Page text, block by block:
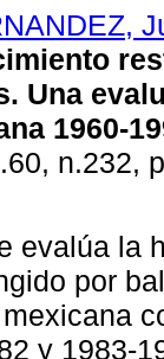
Una
1960-
n.232,
evalúa la
por
y 1983-